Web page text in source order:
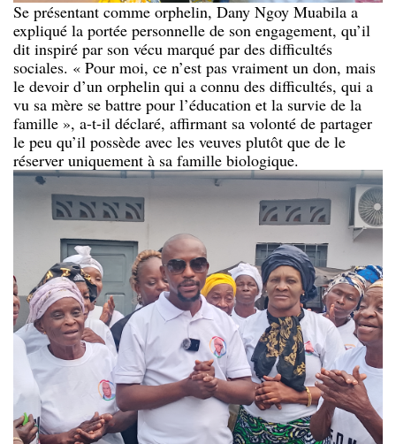
Se présentant comme orphelin, Dany Ngoy Muabila a
expliqué la portée personnelle de son engagement, qu’il
dit inspiré par son vécu marqué par des difficultés
sociales. « Pour moi, ce n’est pas vraiment un don, mais
le devoir d’un orphelin qui a connu des difficultés, qui a
vu sa mère se battre pour l’éducation et la survie de la
famille », a-t-il déclaré, affirmant sa volonté de partager
le peu qu’il possède avec les veuves plutôt que de le
réserver uniquement à sa famille biologique.